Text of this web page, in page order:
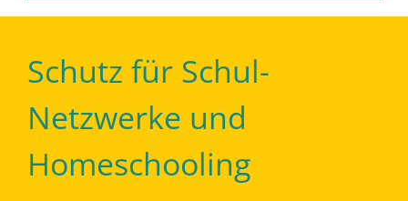
Schutz für Schul-
Netzwerke und
Homeschooling